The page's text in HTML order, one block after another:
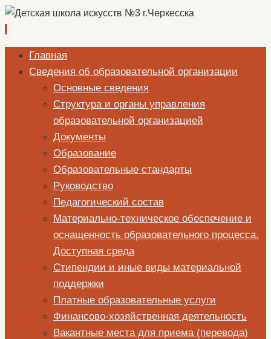
Перейти
содержимому
Главная
Сведения об образовательной организации
Основные сведения
Структура и органы управления
образовательной организацией
Документы
Образование
Образовательные стандарты
Руководство
Педагогический состав
Материально-техническое обеспечение и
оснащенность образовательного процесса.
Доступная среда
Стипендии и иные виды материальной
поддержки
Платные образовательные услуги
Финансово-хозяйственная деятельность
Вакантные места для приема (перевода)